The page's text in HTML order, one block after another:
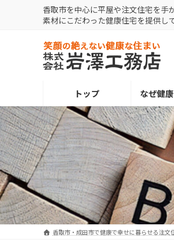
キ
ッ
プ
に
移
動
香取市を中心に平屋や注文住宅を手
素材にこだわった健康住宅を提供し
トップ なぜ健
香取市・成田市で健康で幸せに暮らせる注